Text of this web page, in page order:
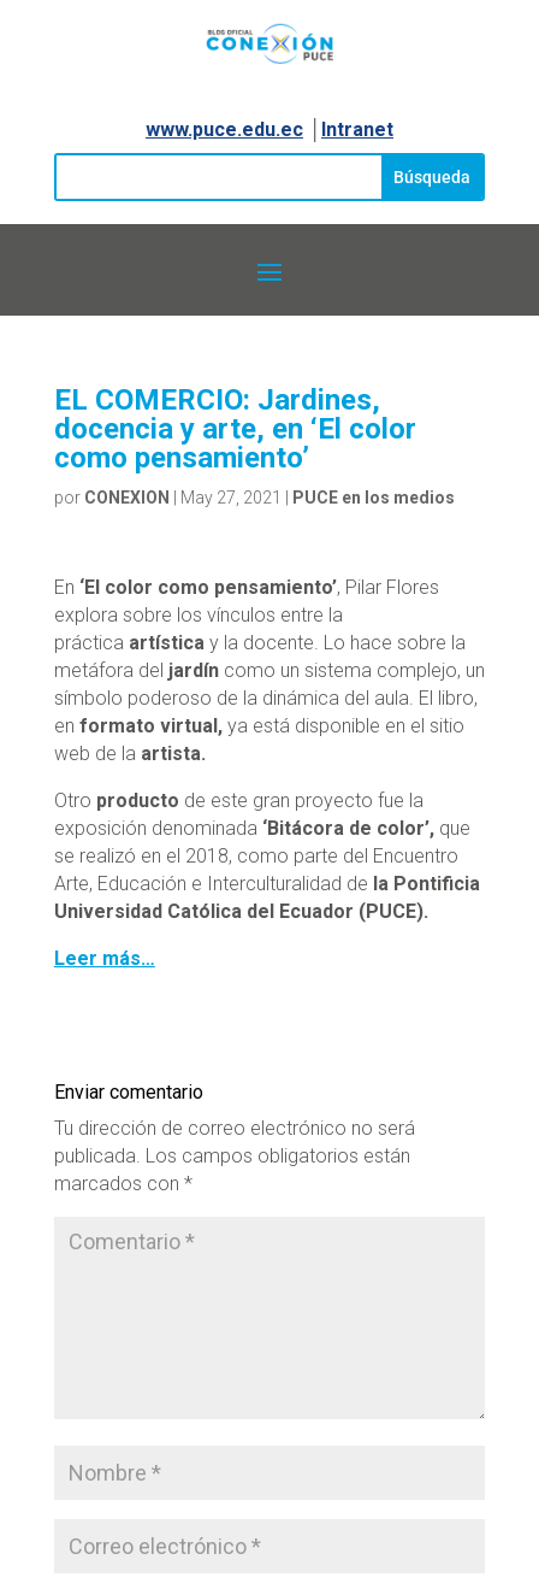
www.puce.edu.ec│ Intranet
EL COMERCIO: Jardines,
docencia y arte, en ‘El color
como pensamiento’
por CONEXION May 27, 2021 PUCE en los medios
En ‘El color como pensamiento’, Pilar Flores
explora sobre los vínculos entre la
práctica artísticay la docente. Lo hace sobre la
metáfora del jardíncomo un sistema complejo, un
símbolo poderoso de la dinámica del aula. El libro,
en formato virtual,ya está disponible en el sitio
web de la artista.
Otro producto de este gran proyecto fue la
exposición denominada ‘Bitácora de color’, que
se realizó en el 2018, como parte del Encuentro
Arte, Educación e Interculturalidad de la Pontificia
Universidad Católica del Ecuador (PUCE).
Leer más…
Enviar comentario
Tu dirección de correo electrónico no será
publicada. Los campos obligatorios están
marcados con *